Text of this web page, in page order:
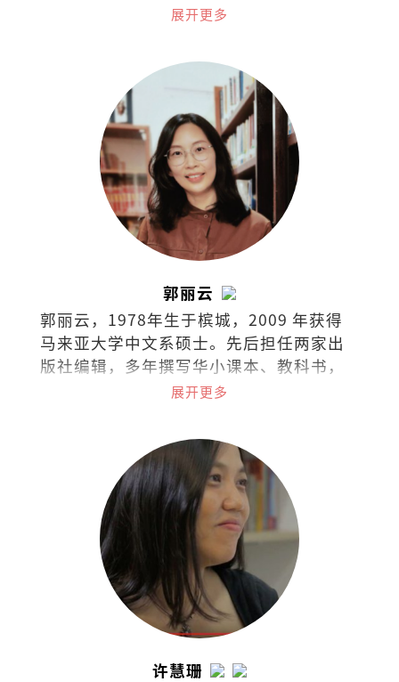
奖，台湾梁实秋文学奖散文评审奖，着有
《列车男女》《阿卡贝拉》《写给未来情
人的足球指南》，小说集《南方少年与健
忘老头》《那些进化了的，以及⋯⋯》，
曾出版独立小志《SEAL》（共七期），并
为新加坡导演陈哲艺电影《热带雨》同名
主题曲填词。
展开更多
郭丽云
郭丽云，1978年生于槟城，2009 年获得
马来亚大学中文系硕士。先后担任两家出
版社编辑，多年撰写华小课本、教科书，
展开更多
许慧珊